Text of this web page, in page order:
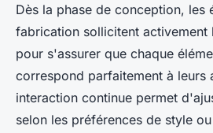
Dès la phase de conception, les
fabrication sollicitent activement
pour s'assurer que chaque
correspond parfaitement à leurs
interaction continue permet
selon les préférences de style